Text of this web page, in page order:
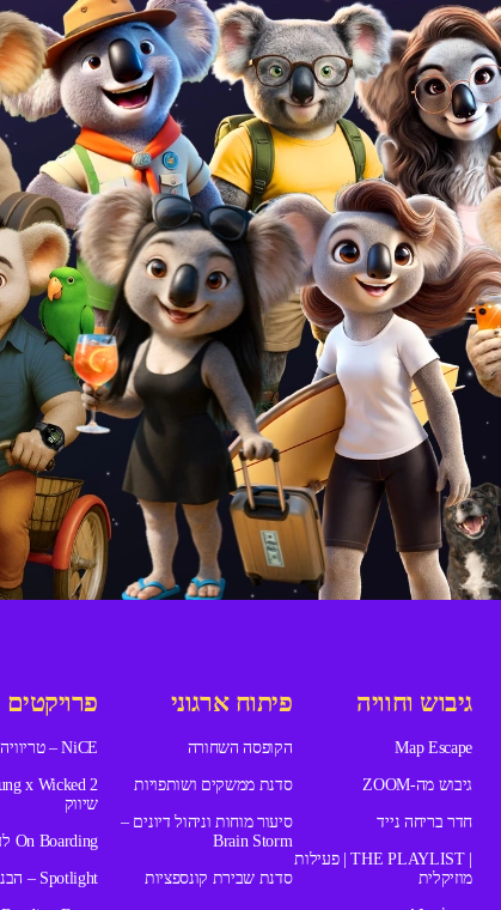
גיבוש וחוויה
Map Escape
גיבוש מה-ZOOM
חדר בריחה נייד
| THE PLAYLIST | פעילות
מוזיקלית
פיתוח ארגוני
הקופסה השחורה
סדנת ממשקים ושותפויות
סיעור מוחות וניהול דיונים –
Brain Storm
סדנת שבירת קונספציות
פרויקטים
NiCE – טריוויה מותאמת אישית
שיווק
On Boarding לעובדים חדשים
Spotlight – הבנק הבינלאומי